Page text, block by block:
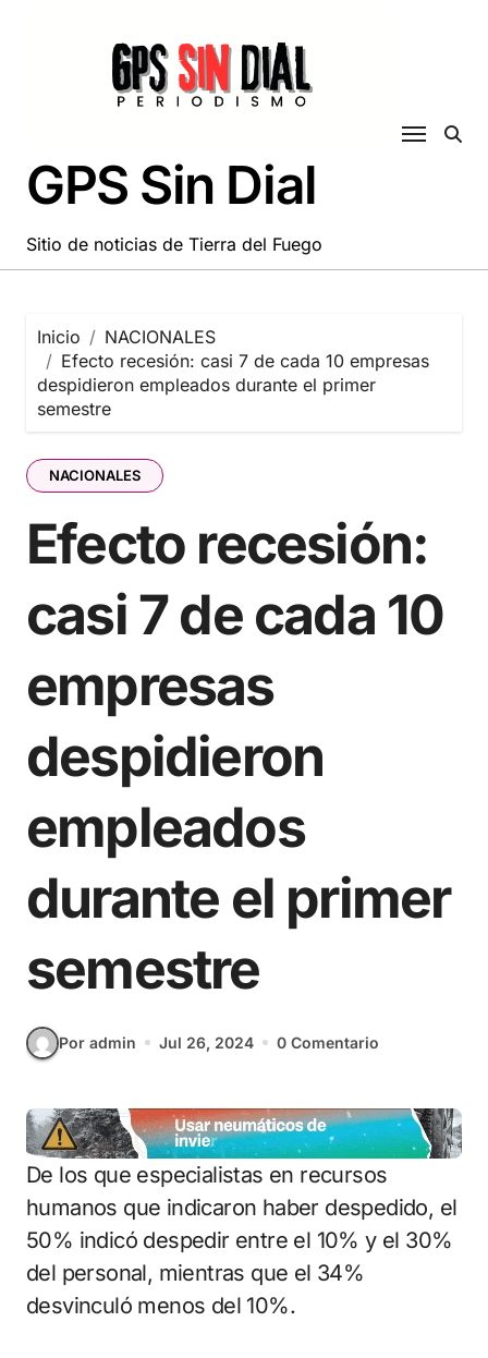
GPS Sin Dial
Sitio de noticias de Tierra del Fuego
Inicio
NACIONALES
Efecto recesión: casi 7 de cada 10 empresas
despidieron empleados durante el primer
semestre
NACIONALES
Efecto recesión:
casi 7 de cada 10
empresas
despidieron
empleados
durante el primer
semestre
Por admin Jul 26, 2024 0 Comentario
De los que especialistas en recursos
humanos que indicaron haber despedido, el
50% indicó despedir entre el 10% y el 30%
del personal, mientras que el 34%
desvinculó menos del 10%.